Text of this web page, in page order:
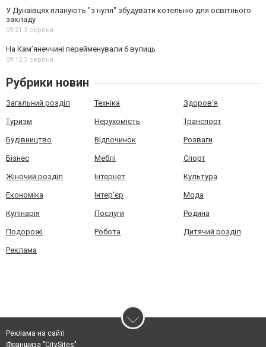
У Дунаївцях планують "з нуля" збудувати котельню для освітнього
закладу
09:21,3 серпня
На Камʼянеччині перейменували 6 вулиць
09:12,3 серпня
Рубрики новин
Загальний розділ Техніка Здоров'я
Туризм Нерухомість Транспорт
Будівництво Відпочинок Розваги
Бізнес Меблі Спорт
Жіночий розділ Інтернет Культура
Економіка Інтер'єр Мода
Кулінарія Послуги Родина
Подорожі Робота Дитячий розділ
Реклама
Реклама на сайті
Франшиза "CitySites"